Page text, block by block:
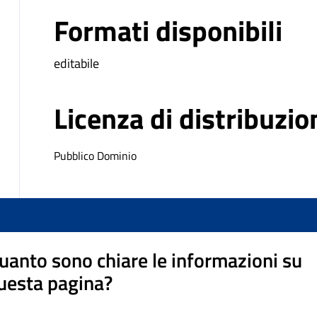
Formati disponibili
editabile
Licenza di
Pubblico Dominio
sono chiare le informazioni su
pagina?